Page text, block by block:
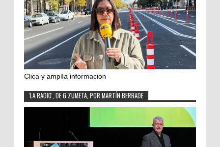
Clica y amplía información
'LA RADIO', DE G.ZUMETA, POR MARTÍN BERRADE